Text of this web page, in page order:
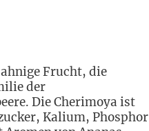
Frucht, die
der
Die Cherimoya ist
Kalium, Phosphor